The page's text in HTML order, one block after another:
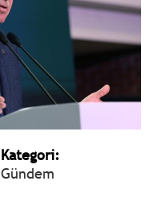
Kategori:
Gündem